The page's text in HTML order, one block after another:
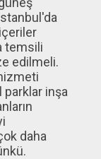
temsili
edilmeli.
parklar inşa
daha